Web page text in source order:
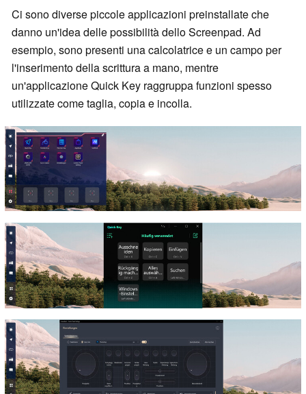
Ci sono diverse piccole applicazioni preinstallate che
danno un'idea delle possibilità dello Screenpad. Ad
esempio, sono presenti una calcolatrice e un campo per
l'inserimento della scrittura a mano, mentre
un'applicazione Quick Key raggruppa funzioni spesso
utilizzate come taglia, copia e incolla.